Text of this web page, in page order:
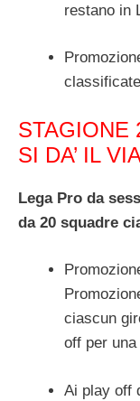
restano in
STAGIONE
SI DA’ IL
Lega Pro da
da 20 squadre
ciascun
off per
Ai play off